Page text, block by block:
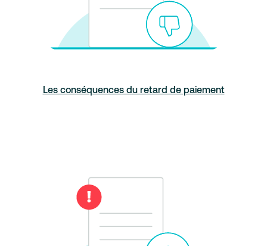
Les conséquences du retard de paiement